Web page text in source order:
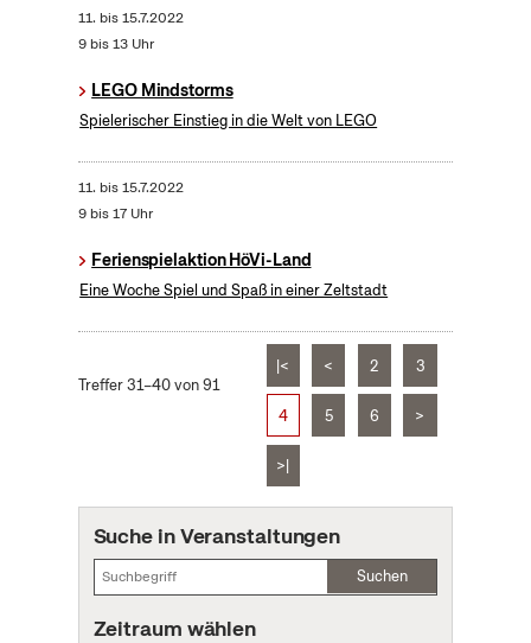
11. bis15.7.2022
9 bis 13 Uhr
LEGO Mindstorms
Spielerischer Einstieg in die Welt von LEGO
11. bis15.7.2022
9 bis 17 Uhr
Ferienspielaktion HöVi-Land
Eine Woche Spiel und Spaß in einer Zeltstadt
Treffer 31–40 von 91
|< < 2 3
4 5 6 >
>|
Suche in Veranstaltungen
Suchen
Zeitraum wählen